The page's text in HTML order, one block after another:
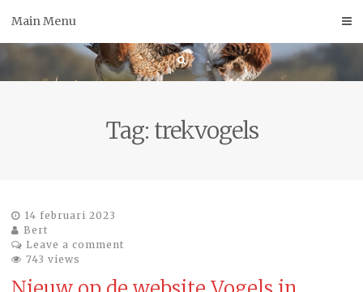
Main Menu
Tag: trekvogels
14 februari 2023
Bert
Leave a comment
743 views